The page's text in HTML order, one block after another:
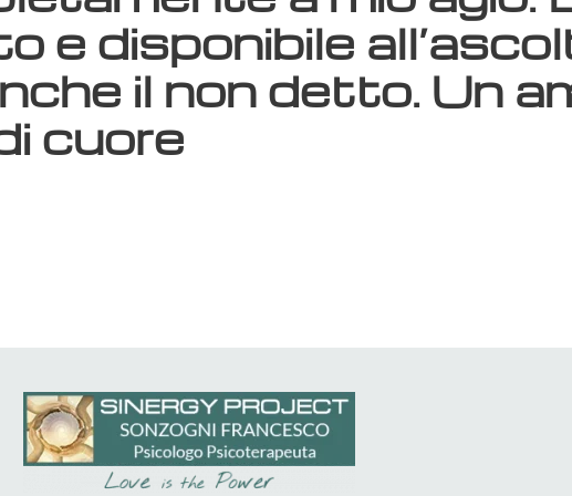
e disponibile
il non detto. Un
cuore